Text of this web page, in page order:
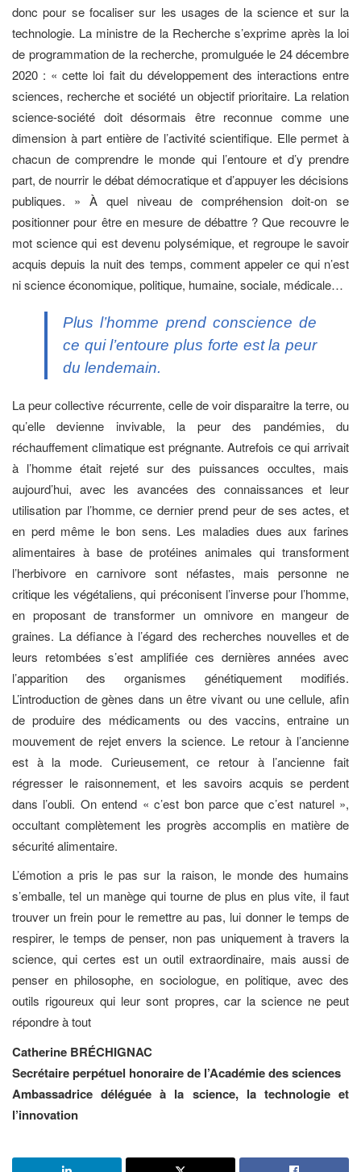
donc pour se focaliser sur les usages de la science et sur la
technologie. La ministre de la Recherche s’exprime après la loi
de programmation de la recherche, promulguée le 24 décembre
2020 : « cette loi fait du développement des interactions entre
sciences, recherche et société un objectif prioritaire. La relation
science-société doit désormais être reconnue comme une
dimension à part entière de l’activité scientifique. Elle permet à
chacun de comprendre le monde qui l’entoure et d’y prendre
part, de nourrir le débat démocratique et d’appuyer les décisions
publiques. » À quel niveau de compréhension doit-on se
positionner pour être en mesure de débattre ? Que recouvre le
mot science qui est devenu polysémique, et regroupe le savoir
acquis depuis la nuit des temps, comment appeler ce qui n’est
ni science économique, politique, humaine, sociale, médicale…
Plus l’homme prend conscience de
ce qui l’entoure plus forte est la peur
du lendemain.
La peur collective récurrente, celle de voir disparaitre la terre, ou
qu’elle devienne invivable, la peur des pandémies, du
réchauffement climatique est prégnante. Autrefois ce qui arrivait
à l’homme était rejeté sur des puissances occultes, mais
aujourd’hui, avec les avancées des connaissances et leur
utilisation par l’homme, ce dernier prend peur de ses actes, et
en perd même le bon sens. Les maladies dues aux farines
alimentaires à base de protéines animales qui transforment
l’herbivore en carnivore sont néfastes, mais personne ne
critique les végétaliens, qui préconisent l’inverse pour l’homme,
en proposant de transformer un omnivore en mangeur de
graines. La défiance à l’égard des recherches nouvelles et de
leurs retombées s’est amplifiée ces dernières années avec
l’apparition des organismes génétiquement modifiés.
L’introduction de gènes dans un être vivant ou une cellule, afin
de produire des médicaments ou des vaccins, entraine un
mouvement de rejet envers la science. Le retour à l’ancienne
est à la mode. Curieusement, ce retour à l’ancienne fait
régresser le raisonnement, et les savoirs acquis se perdent
dans l’oubli. On entend « c’est bon parce que c’est naturel »,
occultant complètement les progrès accomplis en matière de
sécurité alimentaire.
L’émotion a pris le pas sur la raison, le monde des humains
s’emballe, tel un manège qui tourne de plus en plus vite, il faut
trouver un frein pour le remettre au pas, lui donner le temps de
respirer, le temps de penser, non pas uniquement à travers la
science, qui certes est un outil extraordinaire, mais aussi de
penser en philosophe, en sociologue, en politique, avec des
outils rigoureux qui leur sont propres, car la science ne peut
répondre à tout
Catherine BRÉCHIGNAC
Secrétaire perpétuel honoraire de l’Académie des sciences
Ambassadrice déléguée à la science, la technologie et
l’innovation